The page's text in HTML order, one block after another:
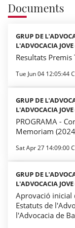
Documents
GRUP DE
L'ADVOCACIA JOVE
Resultats
Tue Jun 04 12:05:44
GRUP DE
L'ADVOCACIA JOVE
PROGRAMA -
Memoriam
Sat Apr 27 14:09:00
GRUP DE
L'ADVOCACIA JOVE
Aprovació inicial
Estatuts de
l'Advocacia de